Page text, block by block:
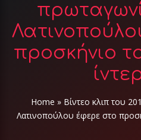
προσκήνιο
Home » Βίντεο κλιπ του
Λατινοπούλου έφερε στο